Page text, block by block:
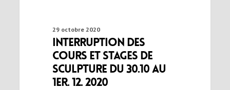
29 octobre 2020
Interruption des
cours et stages de
sculpture du 30.10 au
1er. 12. 2020